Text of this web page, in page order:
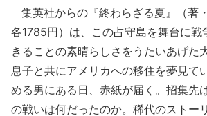
集英社からの『終わらざる夏』（著
各1785円）は、この占守島を舞台に戦
きることの素晴らしさをうたいあげた
息子と共にアメリカへの移住を夢見て
める男にある日、赤紙が届く。招集先
の戦いは何だったのか。稀代のストー